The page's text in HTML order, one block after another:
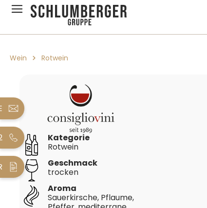
Zur Hauptnavigation springen
Wein Rotwein
Aroma
Sauerkirsche, Pflaume,
Geschmack
trocken
Kategorie
Rotwein